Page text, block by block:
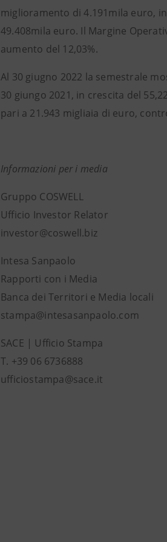
miglioramento di 4.191mila euro,
49.408mila euro. Il Margine
aumento del 12,03%.
Al 30 giugno 2022 la semestrale
30 giungo 2021, in crescita del
pari a 21.943 migliaia di euro,
Informazioni per i media
Gruppo COSWELL
Ufficio Investor Relator
investor@coswell.biz
Intesa Sanpaolo
Rapporti con i Media
Banca dei Territori e Media locali
stampa@intesasanpaolo.com
SACE | Ufficio Stampa
T. +39 06 6736888
ufficiostampa@sace.it